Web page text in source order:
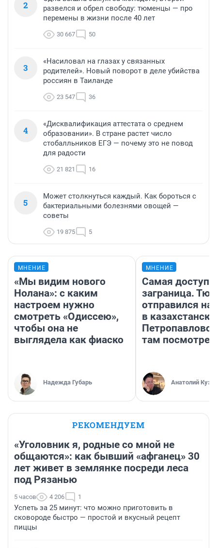
2
развелся и обрел свободу: тюменцы — про
перемены в жизни после 40 лет
30 667 50
3
«Насиловал на глазах у связанных
родителей». Новый поворот в деле убийства
россиян в Таиланде
23 547 36
4
«Дисквалификация аттестата о среднем
образовании». В стране растет число
стобалльников ЕГЭ — почему это не повод
для радости
21 821 16
5
Может столкнуться каждый. Как бороться с
бактериальными болезнями овощей —
советы
19 875 5
МНЕНИЕ
«Мы видим нового
Нолана»: с каким
настроем нужно
смотреть «Одиссею»,
чтобы она не
выглядела как фиаско
Надежда Губарь
МНЕНИЕ
Самая
заграница.
отправился
в
там
Анатолий
РЕКОМЕНДУЕМ
«Уголовник я, родные со мной не
общаются»: как бывший «афганец» 30
лет живет в землянке посреди леса
под Рязанью
5 часов 4 206 1
Успеть за 25 минут: что можно приготовить в
сковороде быстро — простой и вкусный рецепт
пиццы